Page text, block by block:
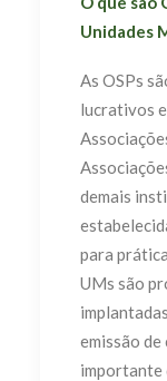
Unidades
As OSPs
lucrativos
demais
para
UMs são
emissão
importante